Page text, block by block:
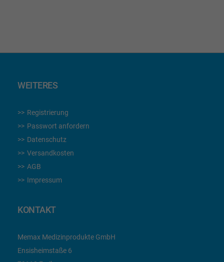
WEITERES
Registrierung
Passwort anfordern
Datenschutz
Versandkosten
AGB
Impressum
KONTAKT
Memax Medizinprodukte GmbH
Ensisheimstaße 6